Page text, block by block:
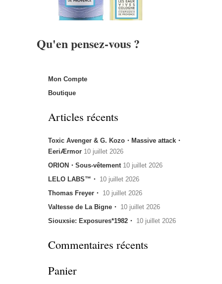
Qu'en pensez-vous ?
Mon Compte
Boutique
Articles récents
Toxic Avenger & G. Kozo・Massive attack・
EeriÆrmor 10 juillet 2026
ORION・Sous-vêtement 10 juillet 2026
LELO LABS™・ 10 juillet 2026
Thomas Freyer・ 10 juillet 2026
Valtesse de La Bigne・ 10 juillet 2026
Siouxsie: Exposures*1982・ 10 juillet 2026
Commentaires récents
Panier